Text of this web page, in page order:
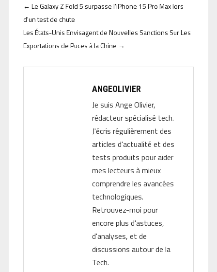
← Le Galaxy Z Fold 5 surpasse l'iPhone 15 Pro Max lors
d'un test de chute
Les États-Unis Envisagent de Nouvelles Sanctions Sur Les
Exportations de Puces à la Chine →
ANGEOLIVIER
Je suis Ange Olivier,
rédacteur spécialisé tech.
J'écris régulièrement des
articles d'actualité et des
tests produits pour aider
mes lecteurs à mieux
comprendre les avancées
technologiques.
Retrouvez-moi pour
encore plus d'astuces,
d'analyses, et de
discussions autour de la
Tech.